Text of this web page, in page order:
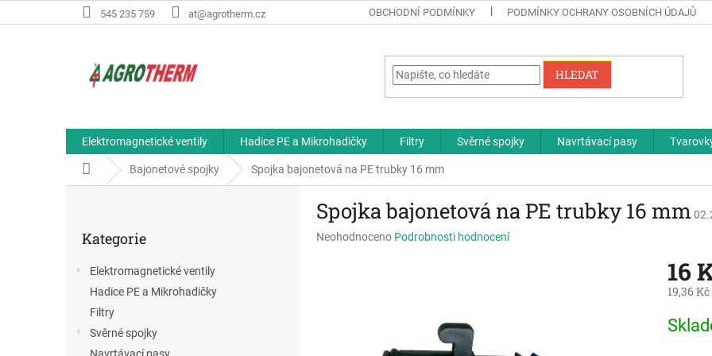
na
545 235 759 at@agrotherm.cz OBCHODNÍ PODMÍNKY PODMÍNKY OCHRANY OSOBNÍCH ÚDAJŮ
HLEDAT
Elektromagnetické ventily Hadice PE a Mikrohadičky Filtry Svěrné spojky Navrtávací pasy
Domů Bajonetové spojky Spojka bajonetová na PE trubky 16 mm
kategorie
Kategorie
Elektromagnetické ventily
Hadice PE a Mikrohadičky
Filtry
Svěrné spojky
Spojka bajonetová na PE trubky 16 mm
Průměrné
Neohodnoceno Podrobnosti hodnocení
16
19,36
cena: